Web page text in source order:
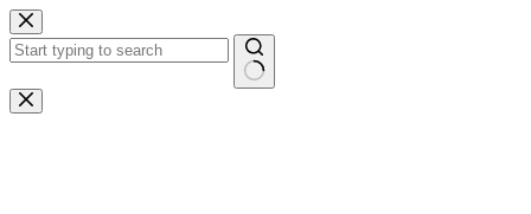
Zum
Inhalt
springen
Keine
Ergebnisse